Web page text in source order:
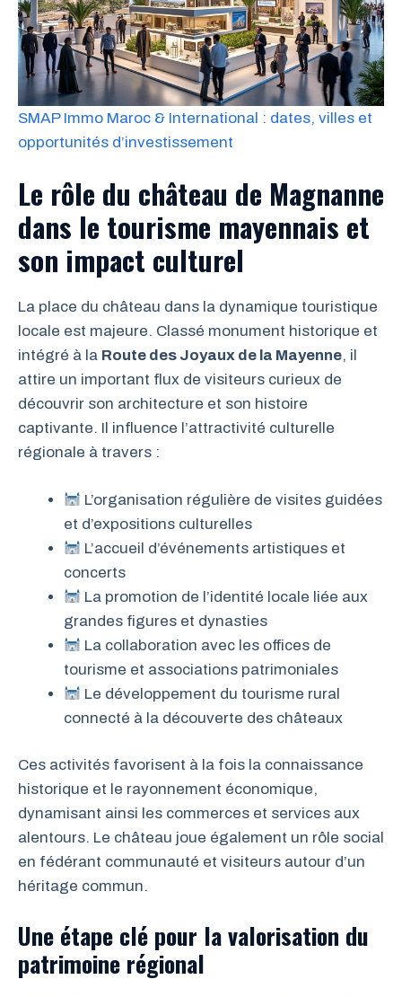
SMAP Immo Maroc & International : dates, villes et
opportunités d’investissement
Le rôle du château de Magnanne
dans le tourisme mayennais et
son impact culturel
La place du château dans la dynamique touristique
locale est majeure. Classé monument historique et
intégré à la Route des Joyaux de la Mayenne, il
attire un important flux de visiteurs curieux de
découvrir son architecture et son histoire
captivante. Il influence l’attractivité culturelle
régionale à travers :
L’organisation régulière de visites guidées
et d’expositions culturelles
L’accueil d’événements artistiques et
concerts
La promotion de l’identité locale liée aux
grandes figures et dynasties
La collaboration avec les offices de
tourisme et associations patrimoniales
Le développement du tourisme rural
connecté à la découverte des châteaux
Ces activités favorisent à la fois la connaissance
historique et le rayonnement économique,
dynamisant ainsi les commerces et services aux
alentours. Le château joue également un rôle social
en fédérant communauté et visiteurs autour d’un
héritage commun.
Une étape clé pour la valorisation du
patrimoine régional